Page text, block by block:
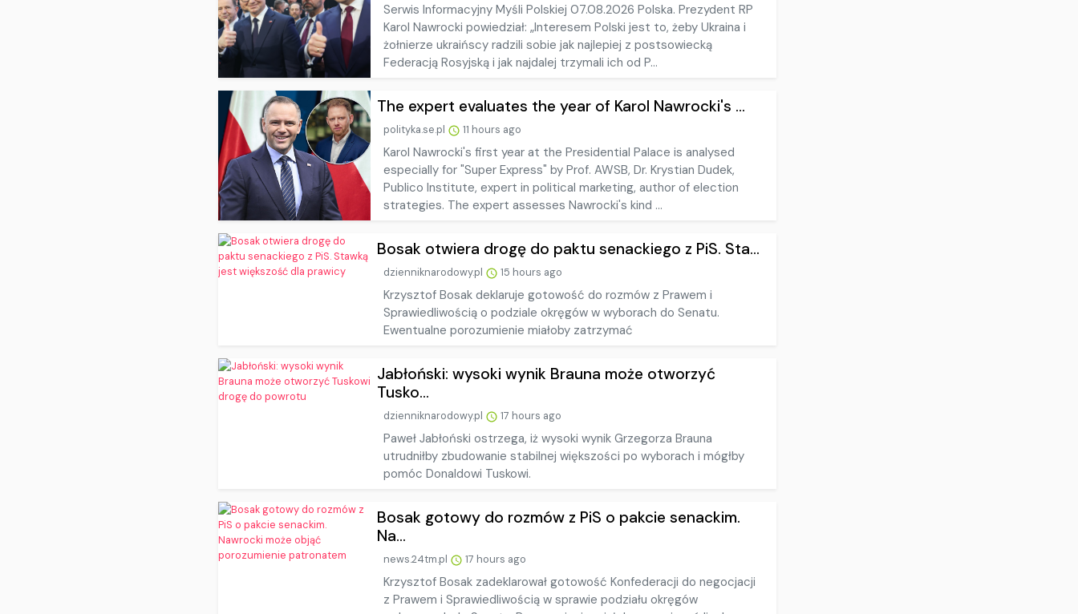
Serwis Informacyjny Myśli Polskiej 07.08.2026 Polska. Prezydent RP
Karol Nawrocki powiedział: „Interesem Polski jest to, żeby Ukraina i
żołnierze ukraińscy radzili sobie jak najlepiej z postsowiecką
Federacją Rosyjską i jak najdalej trzymali ich od P...
The expert evaluates the year of Karol Nawrocki's ...
polityka.se.pl 11 hours ago
Karol Nawrocki's first year at the Presidential Palace is analysed
especially for "Super Express" by Prof. AWSB, Dr. Krystian Dudek,
Publico Institute, expert in political marketing, author of election
strategies. The expert assesses Nawrocki's kind ...
Bosak otwiera drogę do paktu senackiego z PiS. Sta...
dzienniknarodowy.pl 15 hours ago
Krzysztof Bosak deklaruje gotowość do rozmów z Prawem i
Sprawiedliwością o podziale okręgów w wyborach do Senatu.
Ewentualne porozumienie miałoby zatrzymać
Jabłoński: wysoki wynik Brauna może otworzyć
Tusko...
dzienniknarodowy.pl 17 hours ago
Paweł Jabłoński ostrzega, iż wysoki wynik Grzegorza Brauna
utrudniłby zbudowanie stabilnej większości po wyborach i mógłby
pomóc Donaldowi Tuskowi.
Bosak gotowy do rozmów z PiS o pakcie senackim.
Na...
news.24tm.pl 17 hours ago
Krzysztof Bosak zadeklarował gotowość Konfederacji do negocjacji
z Prawem i Sprawiedliwością w sprawie podziału okręgów